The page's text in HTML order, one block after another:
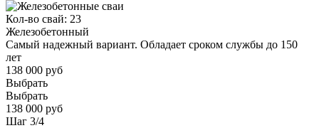
Кол-во свай: 23
Железобетонный
Самый надежный вариант. Обладает сроком службы до 150
лет
138 000 руб
Выбрать
Выбрать
138 000 руб
Шаг 3/4